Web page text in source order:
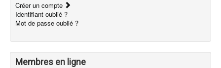
Créer un compte
Identifiant oublié ?
Mot de passe oublié ?
Membres en ligne